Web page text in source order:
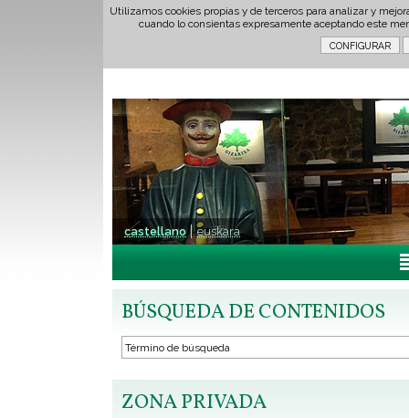
Utilizamos cookies propias y de terceros para analizar y
cuando lo consientas expresamente aceptando este
castellano euskara
BÚSQUEDA DE CONTENIDOS
ZONA PRIVADA